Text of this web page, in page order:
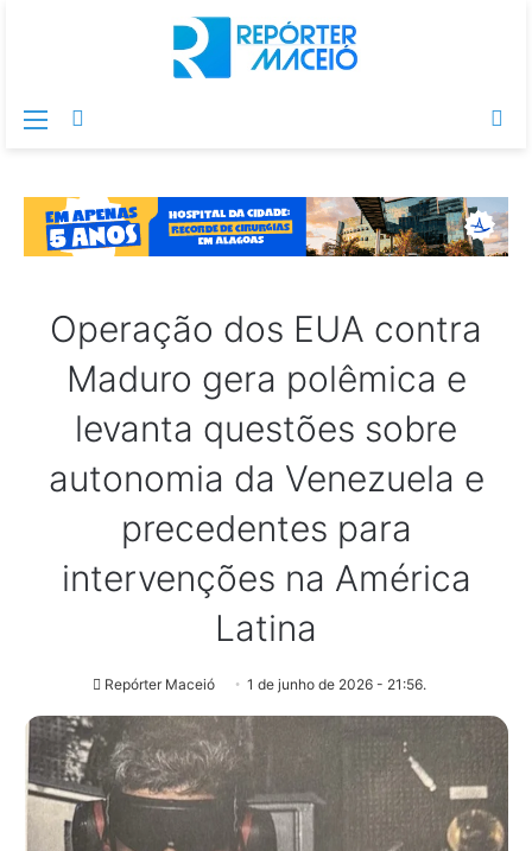
Menu
Operação dos EUA contra
Maduro gera polêmica e
levanta questões sobre
autonomia da Venezuela e
precedentes para
intervenções na América
Latina
Repórter Maceió 1 de junho de 2026 - 21:56.